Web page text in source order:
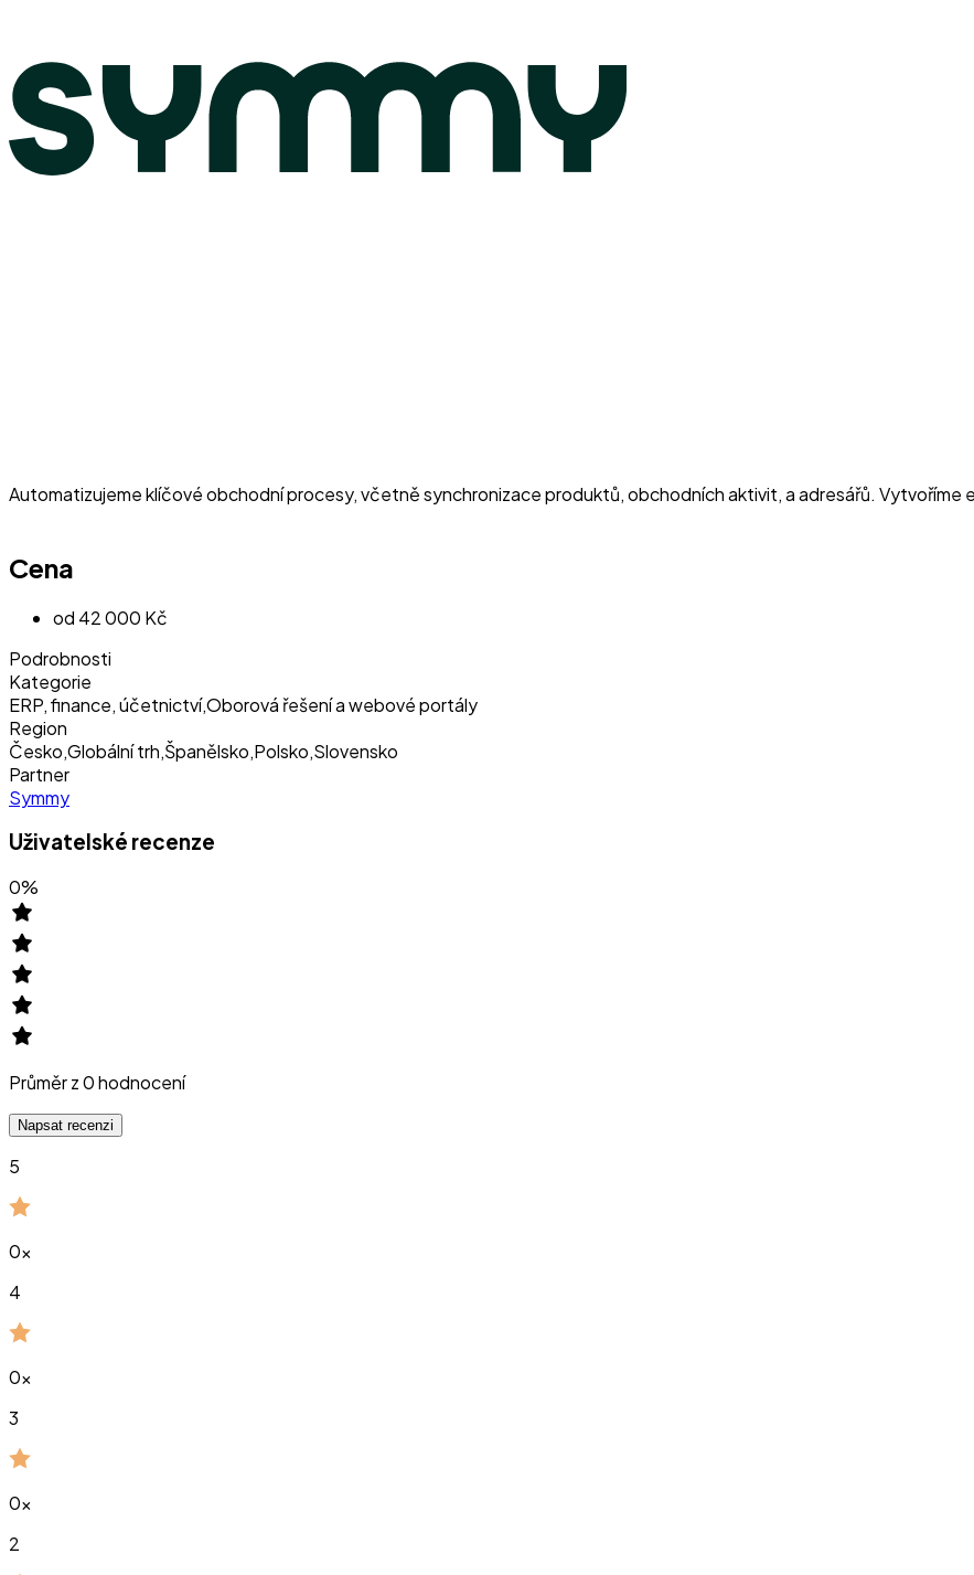
Automatizujeme klíčové obchodní procesy, včetně synchronizace produktů, obchodních aktivit, a adresářů. Vytvoříme
Cena
od 42 000 Kč
Podrobnosti
Kategorie
ERP, finance, účetnictví,Oborová řešení a webové portály
Region
Česko,Globální trh,Španělsko,Polsko,Slovensko
Partner
Symmy
Uživatelské recenze
0%
Průměr z0hodnocení
Napsat recenzi
5
0x
4
0x
3
0x
2